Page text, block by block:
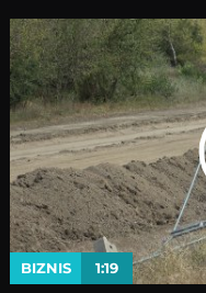
BIZNIS 1:19